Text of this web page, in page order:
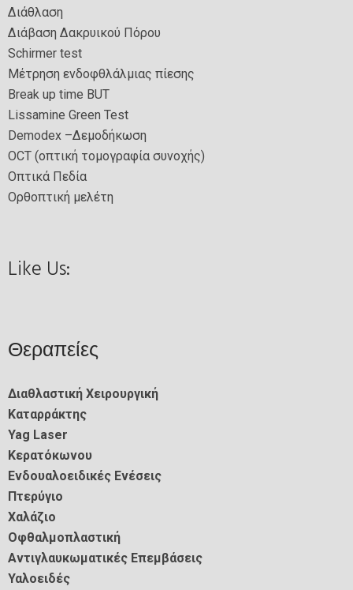
Διάθλαση
Διάβαση Δακρυικού Πόρου
Schirmer test
Μέτρηση ενδοφθλάλμιας πίεσης
Break up time BUT
Lissamine Green Test
Demodex –Δεμοδήκωση
OCT (οπτική τομογραφία συνοχής)
Οπτικά Πεδία
Ορθοπτική μελέτη
Like Us:
Θεραπείες
Διαθλαστική Χειρουργική
Καταρράκτης
Yag Laser
Κερατόκωνου
Ενδουαλοειδικές Ενέσεις
Πτερύγιο
Χαλάζιο
Οφθαλμοπλαστική
Αντιγλαυκωματικές Επεμβάσεις
Υαλοειδές